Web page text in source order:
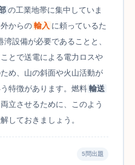
の工業地帯に集中していま
からの 輸入 に頼っているた
設備が必要であることと、
とで送電による電力ロスや
め、山の斜面や火山活動が
特徴があります。燃料 輸送
立させるために、このよう
しておきましょう。
5問出題